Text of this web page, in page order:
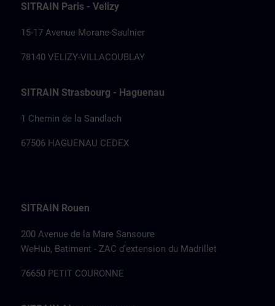
SITRAIN Paris - Velizy
15-17 Avenue Morane-Saulnier
78140 VELIZY-VILLACOUBLAY
SITRAIN Strasbourg - Haguenau
1 Chemin de la Sandlach
67506 HAGUENAU CEDEX
SITRAIN Rouen
200 Avenue de la Mare Sansoure
WeHub, Batiment - ZAC d’extension du Madrillet
76650 PETIT COURONNE